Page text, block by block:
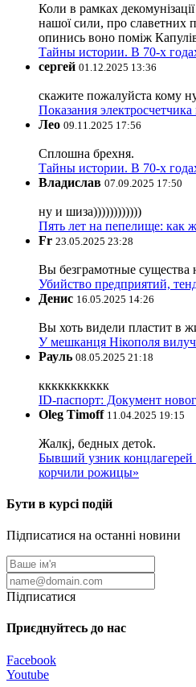
Коли в рамках
нашої сили, про славетних
опинись воно поміж
Тайны истории. В 70-х
сергей 01.12.2025 13:36
скажите пожалуйста кому
Показания
Лео 09.11.2025 17:56
Сплошна брехня.
Тайны истории. В 70-х
Владислав 07.09.2025 17:50
ну и шиза))))))))))))
Пять лет на пепелище: как
Fr 23.05.2025 23:28
Вы безграмотные
Убийство предприятий,
Денис 16.05.2025 14:26
Вы хоть видели пластит в
У мешканця Нікополя
Рауль 08.05.2025 21:18
ккккккккккк
ID-паспорт: Документ
Oleg Timoff 11.04.2025 19:15
Жалкj, бедных детok.
Бывший узник концлагерей
корчили рожицы»
Бути в курсі подій
Підписатися на останні новини
Підписатися
Приєднуйтесь до нас
Facebook
Youtube